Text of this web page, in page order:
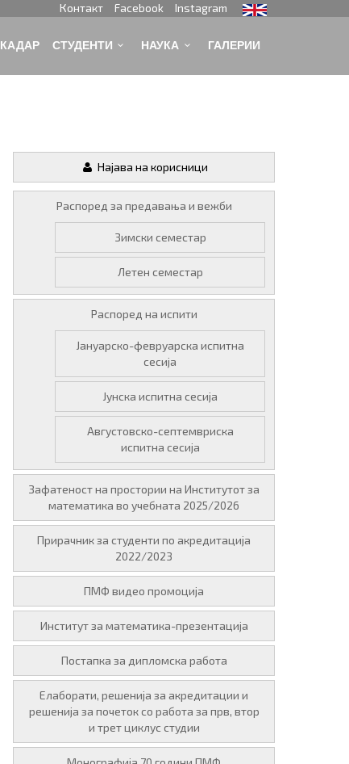
Контакт Facebook Instagram
КАДАР СТУДЕНТИ НАУКА ГАЛЕРИИ
Најава на корисници
Распоред за предавања и вежби
Зимски семестар
Летен семестар
Распоред на испити
Јануарско-февруарска испитна
сесија
Јунска испитна сесија
Августовско-септемвриска
испитна сесија
Зафатеност на простории на Институтот за
математика во учебната 2025/2026
Прирачник за студенти по акредитација
2022/2023
ПМФ видео промоција
Институт за математика-презентација
Постапка за дипломска работа
Елаборати, решенија за акредитации и
решенија за почеток со работа за прв, втор
и трет циклус студии